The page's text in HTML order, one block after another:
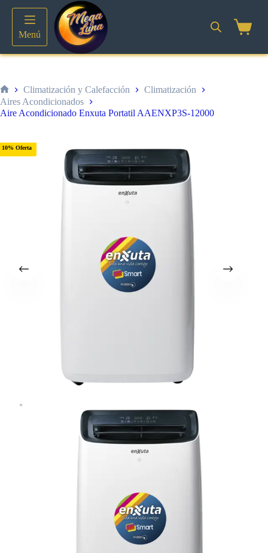
contenido
Menú
Inicio
Climatización y Calefacción
Climatización
Aires Acondicionados
Aire Acondicionado Enxuta Portatil AAENXP3S-12000
10% Oferta